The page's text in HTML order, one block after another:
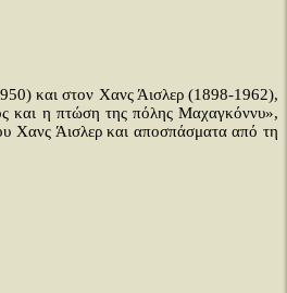
και στον Χανς Άισλερ (1898-1962),
και η πτώση της πόλης Μαχαγκόννυ»,
Χανς Άισλερ και αποσπάσματα από τη